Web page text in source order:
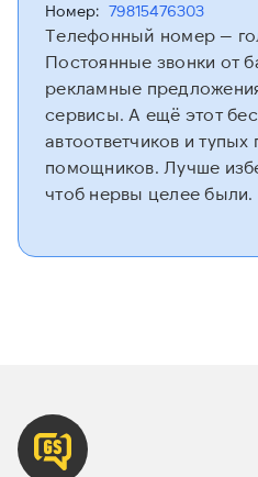
Номер: 79815476303
Телефонный номер —
Постоянные звонки от
рекламные
сервисы. А ещё этот
автоответчиков и тупых
помощников. Лучше
чтоб нервы целее были.